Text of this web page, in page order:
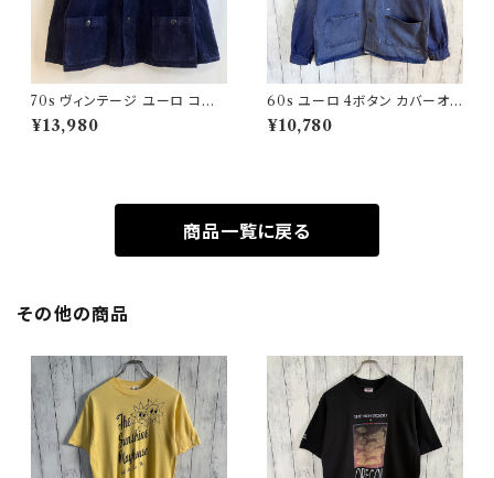
70s ヴィンテージ ユーロ コー
デュロイ セットアップ ビンテー
ジ
¥13,980
60s ユーロ 4ボタン カバーオ
ール ワークジャケット 月桂樹ボ
タン ヴィンテージ
¥10,780
商品一覧に戻る
その他の商品